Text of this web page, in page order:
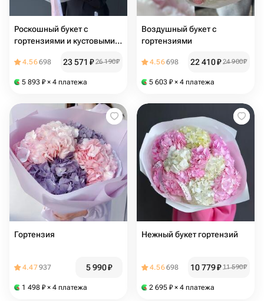
Роскошный букет с
гортензиями и кустовыми
4.56698 23 571 ₽ 26 190₽
5 893 ₽ × 4 платежа
Воздушный букет с
гортензиями
4.56698 22 410₽ 24 900₽
5 603 ₽ × 4 платежа
Гортензия
4.47937 5 990₽
1 498 ₽ × 4 платежа
Нежный букет гортензий
4.56698 10 779₽ 11 590₽
2 695 ₽ × 4 платежа